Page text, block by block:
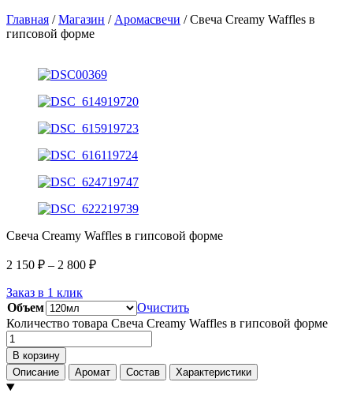
Главная /Магазин / Аромасвечи / Свеча Creamy Waffles в
гипсовой форме
Свеча Creamy Waffles в гипсовой форме
2 150 ₽ – 2 800 ₽
Заказ в 1 клик
Объем
Очистить
Количество товара Свеча Creamy Waffles в гипсовой форме
В корзину
Описание
Аромат Состав Характеристики